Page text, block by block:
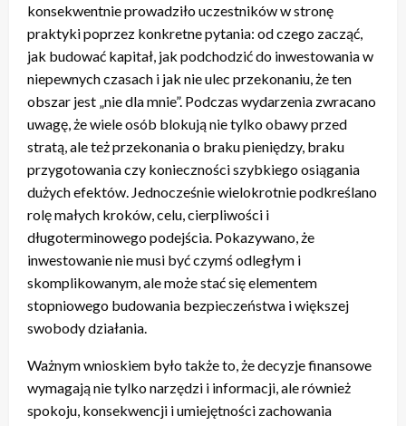
konsekwentnie prowadziło uczestników w stronę
praktyki poprzez konkretne pytania: od czego zacząć,
jak budować kapitał, jak podchodzić do inwestowania w
niepewnych czasach i jak nie ulec przekonaniu, że ten
obszar jest „nie dla mnie”. Podczas wydarzenia zwracano
uwagę, że wiele osób blokują nie tylko obawy przed
stratą, ale też przekonania o braku pieniędzy, braku
przygotowania czy konieczności szybkiego osiągania
dużych efektów. Jednocześnie wielokrotnie podkreślano
rolę małych kroków, celu, cierpliwości i
długoterminowego podejścia. Pokazywano, że
inwestowanie nie musi być czymś odległym i
skomplikowanym, ale może stać się elementem
stopniowego budowania bezpieczeństwa i większej
swobody działania.
Ważnym wnioskiem było także to, że decyzje finansowe
wymagają nie tylko narzędzi i informacji, ale również
spokoju, konsekwencji i umiejętności zachowania